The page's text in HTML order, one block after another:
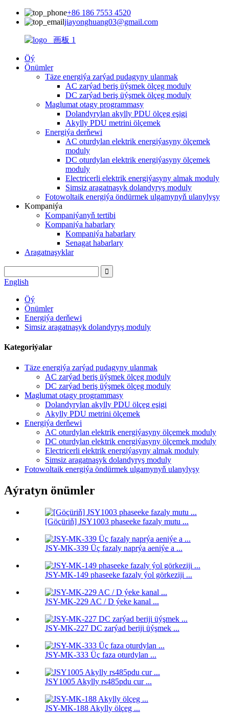
+86 186 7553 4520
jiayonghuang03@gmail.com
Öý
Önümler
Täze energiýa zarýad pudagyny ulanmak
AC zarýad beriş üýşmek ölçeg moduly
DC zarýad beriş üýşmek ölçeg moduly
Maglumat otagy programmasy
Dolandyrylan akylly PDU ölçeg eşigi
Akylly PDU metrini ölçemek
Energiýa derňewi
AC oturdylan elektrik energiýasyny ölçemek
moduly
DC oturdylan elektrik energiýasyny ölçemek
moduly
Electricerli elektrik energiýasyny almak moduly
Simsiz aragatnaşyk dolandyryş moduly
Fotowoltaik energiýa öndürmek ulgamynyň ulanylyşy
Kompaniýa
Kompaniýanyň tertibi
Kompaniýa habarlary
Kompaniýa habarlary
Senagat habarlary
Aragatnaşyklar
English
Öý
Önümler
Energiýa derňewi
Simsiz aragatnaşyk dolandyryş moduly
Kategoriýalar
Täze energiýa zarýad pudagyny ulanmak
AC zarýad beriş üýşmek ölçeg moduly
DC zarýad beriş üýşmek ölçeg moduly
Maglumat otagy programmasy
Dolandyrylan akylly PDU ölçeg eşigi
Akylly PDU metrini ölçemek
Energiýa derňewi
AC oturdylan elektrik energiýasyny ölçemek moduly
DC oturdylan elektrik energiýasyny ölçemek moduly
Electricerli elektrik energiýasyny almak moduly
Simsiz aragatnaşyk dolandyryş moduly
Fotowoltaik energiýa öndürmek ulgamynyň ulanylyşy
Aýratyn önümler
[Göçüriň] JSY1003 phaseeke fazaly mutu ...
JSY-MK-339 Üç fazaly naprýa aeniýe a ...
JSY-MK-149 phaseeke fazaly ýol görkeziji ...
JSY-MK-229 AC / D ýeke kanal ...
JSY-MK-227 DC zarýad beriji üýşmek ...
JSY-MK-333 Üç faza oturdylan ...
JSY1005 Akylly rs485pdu cur ...
JSY-MK-188 Akylly ölçeg ...